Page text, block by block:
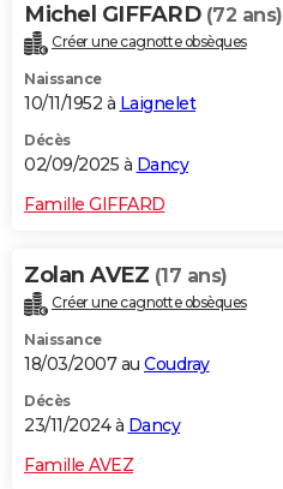
Alimentation
Guide de la santé
Maladies
Médicaments
Sommeil
VOYAGE
Destinations
City break
Voyage nature
Voyage de noces
Forum
Climat
+PHOTO
GUIDES D'ACHAT
Carte de Noël
Carte Bonne année
Carte Saint-Valentin
Carte Pâques
Carte d'anniversaire
DICTIONNAIRE
Dictionnaire
Biographies
Citations
Expressions
Proverbes
PROGRAMME TV
S'inscrire
Se connecter
Lycées
Collèges
Primaires
Universités
Entreprises
Service militaire
Avis de recherche
AVIS DE DÉCÈS
FORUM
Michel GIFFARD (72 ans)
Créer une cagnotte obsèques
Naissance
10/11/1952 à Laignelet
Décès
02/09/2025 à Dancy
Famille GIFFARD
Zolan AVEZ (17 ans)
Créer une cagnotte obsèques
Naissance
18/03/2007 au Coudray
Décès
23/11/2024 à Dancy
Famille AVEZ